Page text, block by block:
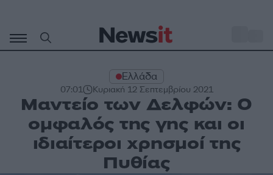
περιεχόμενο
Ελλάδα
07:01 Κυριακή 12 Σεπτεμβρίου 2021
Μαντείο των Δελφών: Ο
ομφαλός της γης και οι
ιδιαίτεροι χρησμοί της
Πυθίας